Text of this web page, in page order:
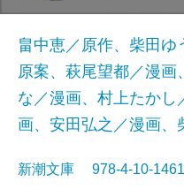
畠中恵／原作、柴田
原案、萩尾望都／漫
な／漫画、村上たかし
画、安田弘之／漫画、
新潮文庫 978-4-10-